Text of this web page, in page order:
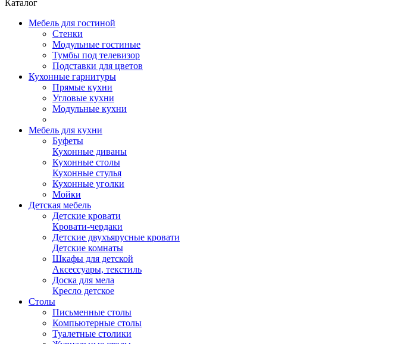
Каталог
Мебель для гостиной
Стенки
Модульные гостиные
Тумбы под телевизор
Подставки для цветов
Кухонные гарнитуры
Прямые кухни
Угловые кухни
Модульные кухни
Мебель для кухни
Буфеты
Кухонные диваны
Кухонные столы
Кухонные стулья
Кухонные уголки
Мойки
Детская мебель
Детские кровати
Кровати-чердаки
Детские двухъярусные кровати
Детские комнаты
Шкафы для детской
Аксессуары, текстиль
Доска для мела
Кресло детское
Столы
Письменные столы
Компьютерные столы
Туалетные столики